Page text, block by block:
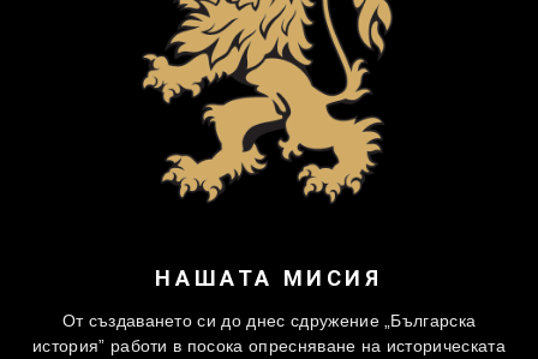
НАШАТА МИСИЯ
От създаването си до днес сдружение „Българска
история” работи в посока опресняване на историческата